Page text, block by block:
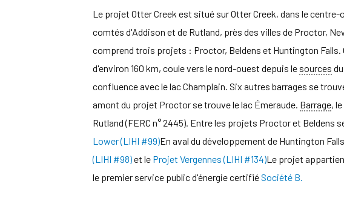
Le projet Otter Creek est situé sur Otter Creek, dans le centre-
comtés d'Addison et de Rutland, près des villes de Proctor,
comprend trois projets : Proctor, Beldens et Huntington Falls.
d'environ 160 km, coule vers le nord-ouest depuis le sources
confluence avec le lac Champlain. Six autres barrages se
amont du projet Proctor se trouve le lac Émeraude. Barrage,
Rutland (FERC n° 2445). Entre les projets Proctor et Beldens
Lower (LIHI #99)En aval du développement de Huntington
(LIHI #98)et le Projet Vergennes (LIHI #134)Le projet
le premier service public d'énergie certifiéSociété B.